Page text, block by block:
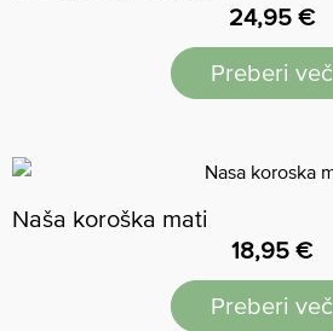
24,95 €
Preberi več
Naša koroška mati
18,95 €
Preberi več